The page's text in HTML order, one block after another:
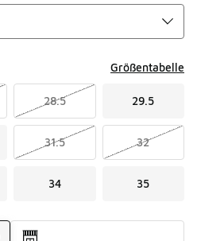
Größentabelle
28.5 29.5
31.5 32
34 35